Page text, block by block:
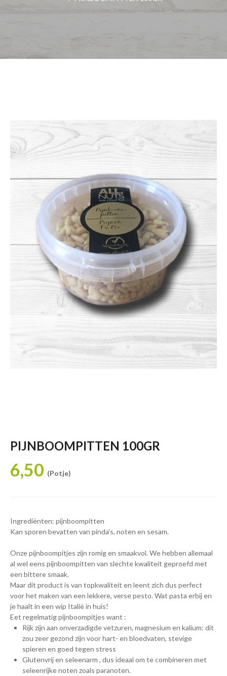
PIJNBOOMPITTEN 100GR
6,50 (Potje)
Ingrediënten: pijnboompitten
Kan sporen bevatten van pinda's, noten en sesam.
Onze pijnboompitjes zijn romig en smaakvol. We hebben allemaal
al wel eens pijnboompitten van slechte kwaliteit geproefd met
een bittere smaak.
Maar dit product is van topkwaliteit en leent zich dus perfect
voor het maken van een lekkere, verse pesto. Wat pasta erbij en
je haalt in een wip Italië in huis!
Eet regelmatig pijnboompitjes want :
Rijk zijn aan onverzadigde vetzuren, magnesium en kalium: dit
zou zeer gezond zijn voor hart- en bloedvaten, stevige
spieren en goed tegen stress
Glutenvrij en seleenarm , dus ideaal om te combineren met
seleenrijke noten zoals paranoten.